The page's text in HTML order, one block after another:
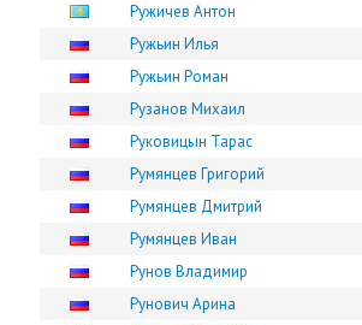
Ружичев Антон
Ружьин Илья
Ружьин Роман
Рузанов Михаил
Руковицын Тарас
Румянцев Григорий
Румянцев Дмитрий
Румянцев Иван
Рунов Владимир
Рунович Арина